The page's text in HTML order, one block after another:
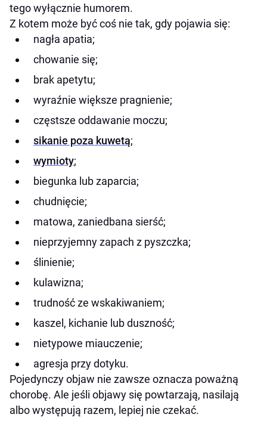
tego wyłącznie humorem.
Z kotem może być coś nie tak, gdy pojawia się:
nagła apatia;
chowanie się;
brak apetytu;
wyraźnie większe pragnienie;
częstsze oddawanie moczu;
sikanie poza kuwetą;
wymioty;
biegunka lub zaparcia;
chudnięcie;
matowa, zaniedbana sierść;
nieprzyjemny zapach z pyszczka;
ślinienie;
kulawizna;
trudność ze wskakiwaniem;
kaszel, kichanie lub duszność;
nietypowe miauczenie;
agresja przy dotyku.
Pojedynczy objaw nie zawsze oznacza poważną
chorobę. Ale jeśli objawy się powtarzają, nasilają
albo występują razem, lepiej nie czekać.